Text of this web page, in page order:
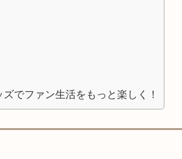
でファン生活をもっと楽しく！